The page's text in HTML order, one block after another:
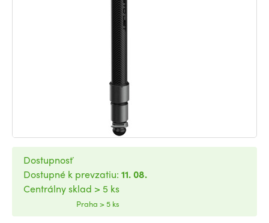
Dostupnosť
Dostupné k prevzatiu: 11. 08.
Centrálny sklad > 5 ks
Praha > 5 ks